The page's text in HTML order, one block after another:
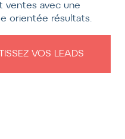
ventes avec une
orientée résultats.
VOS LEADS